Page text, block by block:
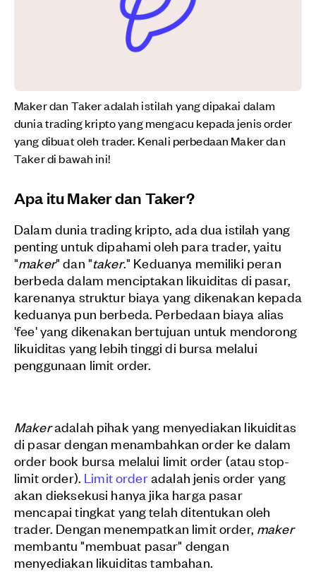
Maker dan Taker adalah istilah yang dipakai dalam
dunia trading kripto yang mengacu kepada jenis order
yang dibuat oleh trader. Kenali perbedaan Maker dan
Taker di bawah ini!
Apa itu Maker dan Taker?
Dalam dunia trading kripto, ada dua istilah yang
penting untuk dipahami oleh para trader, yaitu
"maker" dan "taker." Keduanya memiliki peran
berbeda dalam menciptakan likuiditas di pasar,
karenanya struktur biaya yang dikenakan kepada
keduanya pun berbeda. Perbedaan biaya alias
'fee' yang dikenakan bertujuan untuk mendorong
likuiditas yang lebih tinggi di bursa melalui
penggunaan limit order.
Makeradalah pihak yang menyediakan likuiditas
di pasar dengan menambahkan order ke dalam
order book bursa melalui limit order (atau stop-
limit order). Limit orderadalah jenis order yang
akan dieksekusi hanya jika harga pasar
mencapai tingkat yang telah ditentukan oleh
trader. Dengan menempatkan limit order, maker
membantu "membuat pasar" dengan
menyediakan likuiditas tambahan.